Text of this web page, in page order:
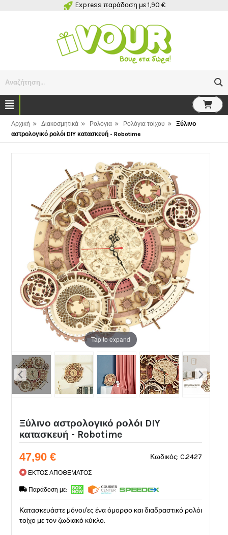
Express παράδοση με 1,90 €
Αναζήτηση...
Αρχική » Διακοσμητικά » Ρολόγια » Ρολόγια τοίχου »
Ξύλινο
αστρολογικό ρολόι DIY κατασκευή - Robotime
Tap to expand
Ξύλινο αστρολογικό ρολόι DIY
κατασκευή - Robotime
Κωδικός: C.2427
47,90 €
ΕΚΤΟΣ ΑΠΟΘΕΜΑΤΟΣ
Παράδοση με:
Κατασκευάστε μόνοι/ες ένα όμορφο και διαδραστικό ρολόι
τοίχο με τον ζωδιακό κύκλο.